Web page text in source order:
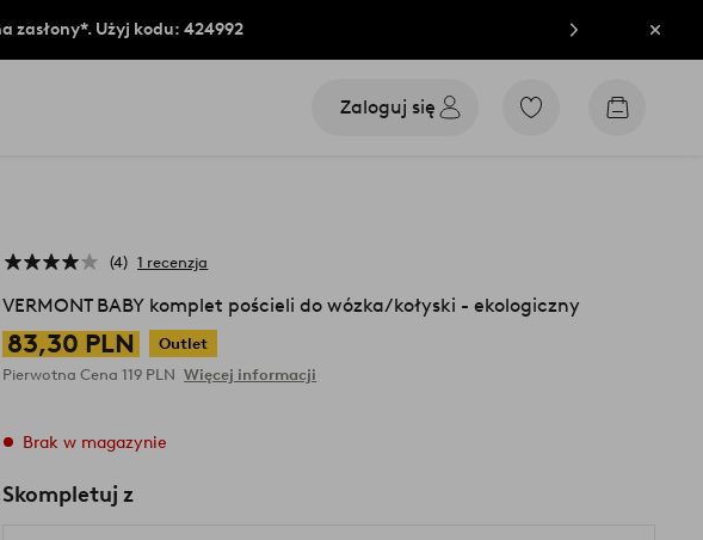
zasłony*. Użyj kodu: 424992
Zaloguj się
Przejdź
Przejdź
4 1 recenzja
VERMONT BABY komplet pościeli do wózka/kołyski - ekologiczny
83,30 PLN
Outlet
Pierwotna Cena119 PLN Więcej informacji
Brak w magazynie
Skompletuj z